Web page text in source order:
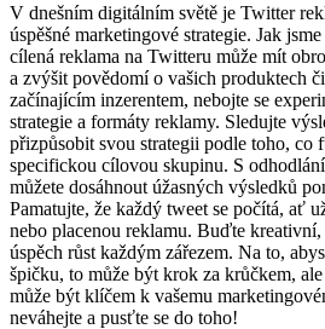
V dnešním digitálním světě je Twitter
úspěšné marketingové strategie. Jak
cílená reklama na Twitteru může mít
a zvýšit povědomí o vašich produktech
začínajícím inzerentem, nebojte se
strategie a formáty reklamy. Sledujte
přizpůsobit svou strategii podle toho, co
specifickou cílovou skupinu. S
můžete dosáhnout úžasných výsledků
Pamatujte, že každý tweet se počítá, ať
nebo placenou reklamu. Buďte
úspěch růst každým zářezem. Na to,
špičku, to může být krok za krůčkem,
může být klíčem k vašemu
neváhejte a pusťte se do toho!